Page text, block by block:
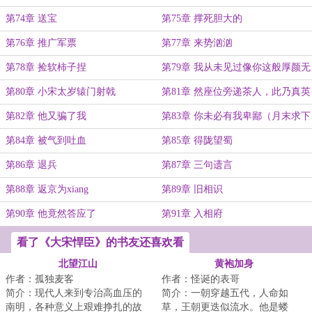
第74章 送宝 第75章 撑死胆大的
第76章 推广军票 第77章 来势汹汹
第78章 捡软柿子捏 第79章 我从未见过像你这般厚颜无
耻之人
第80章 小宋太岁辕门射戟 第81章 然座位旁递茶人，此乃真英
雄也
第82章 他又骗了我 第83章 你未必有我卑鄙（月末求下
月票）
第84章 被气到吐血 第85章 得陇望蜀
第86章 退兵 第87章 三句遗言
第88章 返京为xiang 第89章 旧相识
第90章 他竟然答应了 第91章 入相府
看了《大宋悍臣》的书友还喜欢看
北望江山
作者：孤独麦客
简介：现代人来到专治高血压的
南明，各种意义上艰难挣扎的故
黄袍加身
作者：怪诞的表哥
简介：一朝穿越五代，人命如
草，王朝更迭似流水。他是蝼